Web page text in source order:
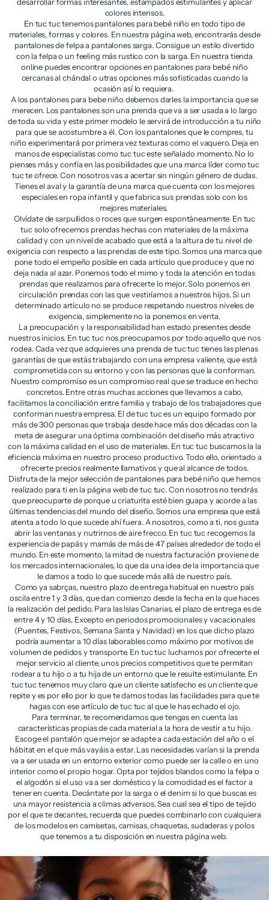
colores intensos.
En tuc tuc tenemos pantalones para bebé niño en todo tipo de
materiales, formas y colores. En nuestra página web, encontrarás desde
pantalones de felpa a pantalones sarga. Consigue un estilo divertido
con la felpa o un feeling más rustico con la sarga. En nuestra tienda
online puedes encontrar opciones en pantalones para bebé niño
cercanas al chándal o utras opciones más sofisticadas cuando la
ocasión así lo requiera.
A los pantalones para bebe niño debemos darles la importancia que se
merecen. Los pantalones son una prenda que va a ser usada a lo largo
de toda su vida y este primer modelo le servirá de introducción a tu niño
para que se acostumbre a él. Con los pantalones que le compres, tu
niño experimentará por primera vez texturas como el vaquero. Deja en
manos de especialistas como tuc tuc este señalado momento. No lo
pienses más y confía en las posibilidades que una marca líder como tuc
tuc te ofrece. Con nosotros vas a acertar sin ningún género de dudas.
Tienes el aval y la garantía de una marca que cuenta con los mejores
especiales en ropa infantil y que fabrica sus prendas solo con los
mejores materiales.
Olvídate de sarpullidos o roces que surgen espontáneamente. En tuc
tuc solo ofrecemos prendas hechas con materiales de la máxima
calidad y con un nivel de acabado que está a la altura de tu nivel de
exigencia con respecto a las prendas de este tipo. Somos una marca que
pone todo el empeño posible en cada artículo que produce y que no
deja nada al azar. Ponemos todo el mimo y toda la atención en todas
prendas que realizamos para ofrecerte lo mejor. Solo ponemos en
circulación prendas con las que vestiríamos a nuestros hijos. Si un
determinado artículo no se produce respetando nuestros niveles de
exigencia, simplemente no la ponemos en venta.
La preocupación y la responsabilidad han estado presentes desde
nuestros inicios. En tuc tuc nos preocupamos por todo aquello que nos
rodea. Cada vez que adquieres una prenda de tuc tuc tienes las plenas
garantías de que estás trabajando con una empresa valiente, que está
comprometida con su entorno y con las personas que la conforman.
Nuestro compromiso es un compromiso real que se traduce en hecho
concretos. Entre otras muchas acciones que llevamos a cabo,
facilitamos la conciliación entre familia y trabajo de los trabajadores que
conforman nuestra empresa. El de tuc tuc es un equipo formado por
más de 300 personas que trabaja desde hace más dos décadas con la
meta de asegurar una óptima combinación del diseño más atractivo
con la máxima calidad en el uso de materiales. En tuc tuc buscamos la la
eficiencia máxima en nuestro proceso productivo. Todo ello, orientado a
ofrecerte precios realmente llamativos y que al alcance de todos.
Disfruta de la mejor selección de pantalones para bebé niño que hemos
realizado para ti en la página web de tuc tuc. Con nosotros no tendrás
que preocuparte de porque u criaturita esté bien guapa y acorde a las
últimas tendencias del mundo del diseño. Somos una empresa que está
atenta a todo lo que sucede ahí fuera. A nosotros, como a ti, nos gusta
abrir las ventanas y nutrirnos de aire frecco. En tuc tuc recogemos la
experiencia de papás y mamás de más de 47 países alrededor de todo el
mundo. En este momento, la mitad de nuestra facturación proviene de
los mercados internacionales, lo que da una idea de la importancia que
le damos a todo lo que sucede más allá de nuestro país.
Como ya sabrças, nuestro plazo de entrega habitual en nuestro país
oscila entre 1 y 3 días, que dan comienzo desde la fecha en la que haces
la realización del pedido. Para las Islas Canarias, el plazo de entrega es de
entre 4 y 10 días, Excepto en periodos promocionales y vacacionales
(Puentes, Festivos, Semana Santa y Navidad) en los que dicho plazo
podría aumentar a 10 días laborables como máximo por motivos de
volumen de pedidos y transporte. En tuc tuc luchamos por ofrecerte el
mejor servicio al cliente, unos precios competitivos que te permitan
rodear a tu hijo o a tu hija de un entorno que le resulte estimulante. En
tuc tuc tenemos muy claro que un cliente satisfecho es un cliente que
repite y es por ello por lo que te damos todas las facilidades para que te
hagas con ese artículo de tuc tuc al que le has echado el ojo.
Para terminar, te recomendamos que tengas en cuenta las
características propias de cada material a la hora de vestir a tu hijo.
Escoge el pantalón que mejor se adapte a cada estación del año o el
hábitat en el que más vayáis a estar. Las necesidades varían si la prenda
va a ser usada en un entorno exterior como puede ser la calle o en uno
interior como el propio hogar. Opta por tejidos blandos como la felpa o
el algodón si el uso va a ser doméstico y la comodidad es el factor a
tener en cuenta. Decántate por la sarga o el denim si lo que buscas es
una mayor resistencia a climas adversos. Sea cual sea el tipo de tejido
por el que te decantes, recuerda que puedes combinarlo con cualquiera
de los modelos en camisetas, camisas, chaquetas, sudaderas y polos
que tenemos a tu disposición en nuestra página web.